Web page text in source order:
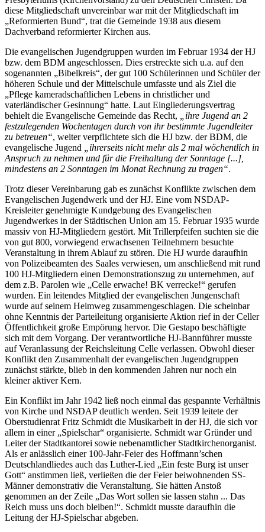
diese Mitgliedschaft unvereinbar war mit der Mitgliedschaft im
„Reformierten Bund“, trat die Gemeinde 1938 aus diesem
Dachverband reformierter Kirchen aus.
Die evangelischen Jugendgruppen wurden im Februar 1934 der HJ
bzw. dem BDM angeschlossen. Dies erstreckte sich u.a. auf den
sogenannten „Bibelkreis“, der gut 100 Schülerinnen und Schüler der
höheren Schule und der Mittelschule umfasste und als Ziel die
„Pflege kameradschaftlichen Lebens in christlicher und
vaterländischer Gesinnung“ hatte. Laut Eingliederungsvertrag
behielt die Evangelische Gemeinde das Recht,
„ihre Jugend an 2
festzulegenden Wochentagen durch von ihr bestimmte Jugendleiter
zu betreuen“, weiter verpflichtete sich die HJ bzw. der BDM, die
evangelische Jugend
„ihrerseits nicht mehr als 2 mal wöchentlich in
Anspruch zu nehmen und für die Freihaltung der Sonntage [...],
mindestens an 2 Sonntagen im Monat Rechnung zu tragen“.
Trotz dieser Vereinbarung gab es zunächst Konflikte zwischen dem
Evangelischen Jugendwerk und der HJ. Eine vom NSDAP-
Kreisleiter genehmigte Kundgebung des Evangelischen
Jugendwerkes in der Städtischen Union am 15. Februar 1935 wurde
massiv von HJ-Mitgliedern gestört. Mit Trillerpfeifen suchten sie die
von gut 800, vorwiegend erwachsenen Teilnehmern besuchte
Veranstaltung in ihrem Ablauf zu stören. Die HJ wurde daraufhin
von Polizeibeamten des Saales verwiesen, um anschließend mit rund
100 HJ-Mitgliedern einen Demonstrationszug zu unternehmen, auf
dem z.B. Parolen wie „Celle erwache! BK verrecke!“ gerufen
wurden. Ein leitendes Mitglied der evangelischen Jungenschaft
wurde auf seinem Heimweg zusammengeschlagen. Die scheinbar
ohne Kenntnis der Parteileitung organisierte Aktion rief in der Celler
Öffentlichkeit große Empörung hervor. Die Gestapo beschäftigte
sich mit dem Vorgang. Der verantwortliche HJ-Bannführer musste
auf Veranlassung der Reichsleitung Celle verlassen. Obwohl dieser
Konflikt den Zusammenhalt der evangelischen Jugendgruppen
zunächst stärkte, blieb in den kommenden Jahren nur noch ein
kleiner aktiver Kern.
Ein Konflikt im Jahr 1942 ließ noch einmal das gespannte Verhältnis
von Kirche und NSDAP deutlich werden. Seit 1939 leitete der
Oberstudienrat Fritz Schmidt die Musikarbeit in der HJ, die sich vor
allem in einer „Spielschar“ organisierte. Schmidt war Gründer und
Leiter der Stadtkantorei sowie nebenamtlicher Stadtkirchenorganist.
Als er anlässlich einer 100-Jahr-Feier des Hoffmann’schen
Deutschlandliedes auch das Luther-Lied „Ein feste Burg ist unser
Gott“ anstimmen ließ, verließen die der Feier beiwohnenden SS-
Männer demonstrativ die Veranstaltung. Sie hätten Anstoß
genommen an der Zeile „Das Wort sollen sie lassen stahn ... Das
Reich muss uns doch bleiben!“. Schmidt musste daraufhin die
Leitung der HJ-Spielschar abgeben.